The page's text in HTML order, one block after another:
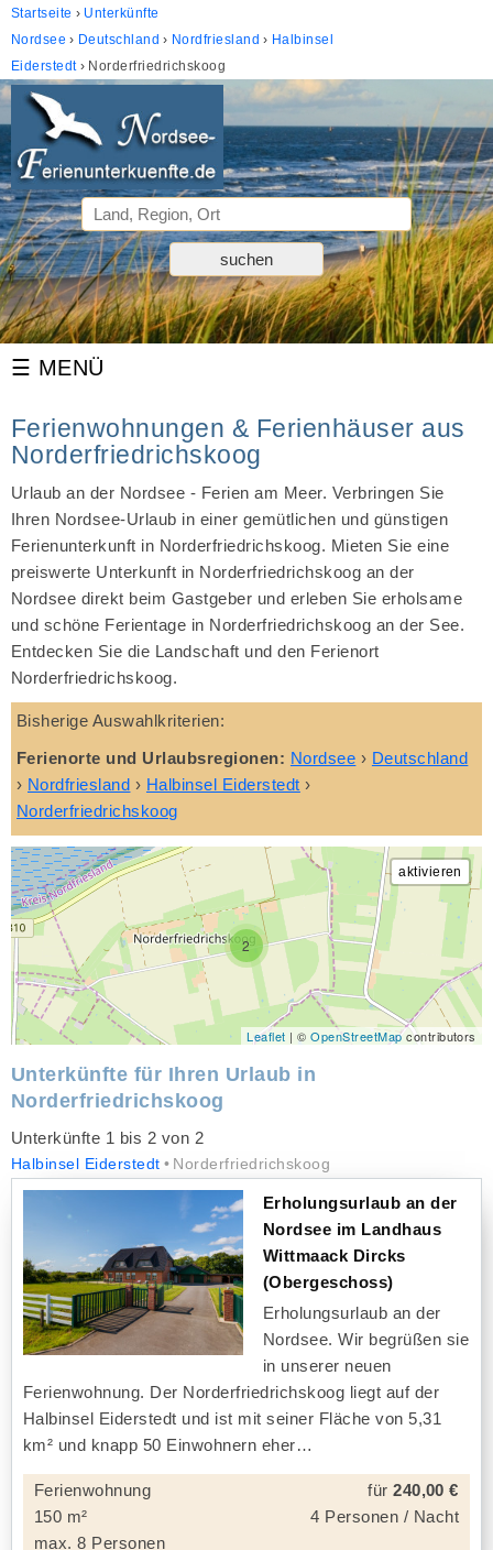
Startseite
Unterkünfte
Nordsee
Deutschland Nordfriesland
Halbinsel
Eiderstedt
Norderfriedrichskoog
Ferienwohnungen & Ferienhäuser aus
Norderfriedrichskoog
Urlaub an der Nordsee - Ferien am Meer. Verbringen Sie
Ihren Nordsee-Urlaub in einer gemütlichen und günstigen
Ferienunterkunft in Norderfriedrichskoog. Mieten Sie eine
preiswerte Unterkunft in Norderfriedrichskoog an der
Nordsee direkt beim Gastgeber und erleben Sie erholsame
und schöne Ferientage in Norderfriedrichskoog an der See.
Entdecken Sie die Landschaft und den Ferienort
Norderfriedrichskoog.
Bisherige Auswahlkriterien:
Ferienorte und Urlaubsregionen: Nordsee › Deutschland
› Nordfriesland › Halbinsel Eiderstedt ›
Norderfriedrichskoog
2
Leaflet | ©OpenStreetMapcontributors
Unterkünfte für Ihren Urlaub in
Norderfriedrichskoog
Unterkünfte 1 bis 2 von 2
Halbinsel Eiderstedt Norderfriedrichskoog
Erholungsurlaub an der
Nordsee im Landhaus
Wittmaack Dircks
(Obergeschoss)
Erholungsurlaub an der
Nordsee. Wir begrüßen sie
in unserer neuen
Ferienwohnung. Der Norderfriedrichskoog liegt auf der
Halbinsel Eiderstedt und ist mit seiner Fläche von 5,31
km² und knapp 50 Einwohnern eher
Ferienwohnung
150 m²
max. 8 Personen
für240,00 €
4 Personen / Nacht